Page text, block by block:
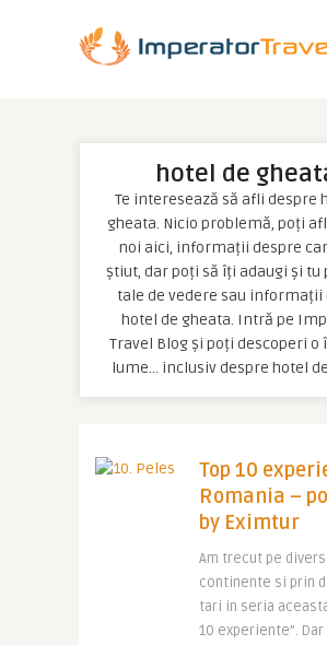
hotel de
Te interesează să afli despre
gheata. Nicio problemă, poți
noi aici, informații despre
știut, dar poți să îți adaugi și tu
tale de vedere sau informații
hotel de gheata. Intră pe
Travel Blog și poți descoperi o
lume… inclusiv despre hotel
Top 10
Romania –
by Eximtur
Am trecut pe
continente si prin
tari in seria
10 experiente”.